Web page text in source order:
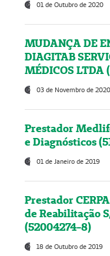
01 de Outubro de 2020
MUDANÇA DE
DIAGITAB
MÉDICOS LTDA
03 de Novembro de 2020
Prestador
e Diagnósticos
01 de Janeiro de 2019
Prestador
de Reabilitação
(52004274-8)
18 de Outubro de 2019